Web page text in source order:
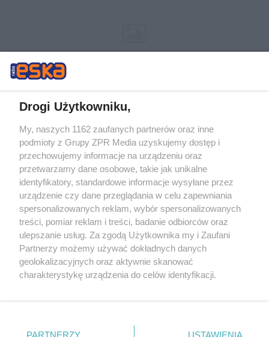
Żaden utwór zamieszczony w serwisie nie może być powielany i
rozpowszechniany lub dalej rozpowszechniany w jakikolwiek sposób (w
tym także elektroniczny lub mechaniczny) na jakimkolwiek polu
eksploatacji w jakiejkolwiek formie, włącznie z umieszczaniem w
Internecie bez pisemnej zgody właściciela praw. Jakiekolwiek użycie lub
wykorzystanie utworów w całości lub w części z naruszeniem prawa,
tzn. bez właściwej zgody, jest zabronione pod groźbą kary i może być
ścigane prawnie.
Drogi Użytkowniku,
My, naszych 1162 zaufanych partnerów oraz inne
podmioty z Grupy ZPR Media uzyskujemy dostęp i
przechowujemy informacje na urządzeniu oraz
przetwarzamy dane osobowe, takie jak unikalne
identyfikatory, standardowe informacje wysyłane przez
urządzenie czy dane przeglądania w celu zapewniania
spersonalizowanych reklam, wybór spersonalizowanych
treści, pomiar reklam i treści, badanie odbiorców oraz
ulepszanie usług. Za zgodą Użytkownika my i Zaufani
Partnerzy możemy używać dokładnych danych
geolokalizacyjnych oraz aktywnie skanować
charakterystykę urządzenia do celów identyfikacji.
zmienić/wycofać klikając przycisk ustawień prywatności
PARTNERZY USTAWIENIA